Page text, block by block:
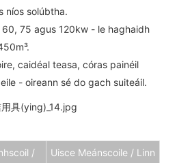
níos solúbtha.
75 agus 120kw - le haghaidh
caidéal teasa, córas painéil
- oireann sé do gach suiteáil.
/
Uisce Meánscoile / Linn